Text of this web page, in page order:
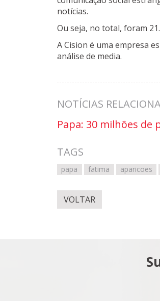
notícias.
Ou seja, no total, foram
A Cision é uma empresa
análise de media.
NOTÍCIAS
Papa: 30 milhões de
TAGS
papa fatima aparicoes
VOLTAR